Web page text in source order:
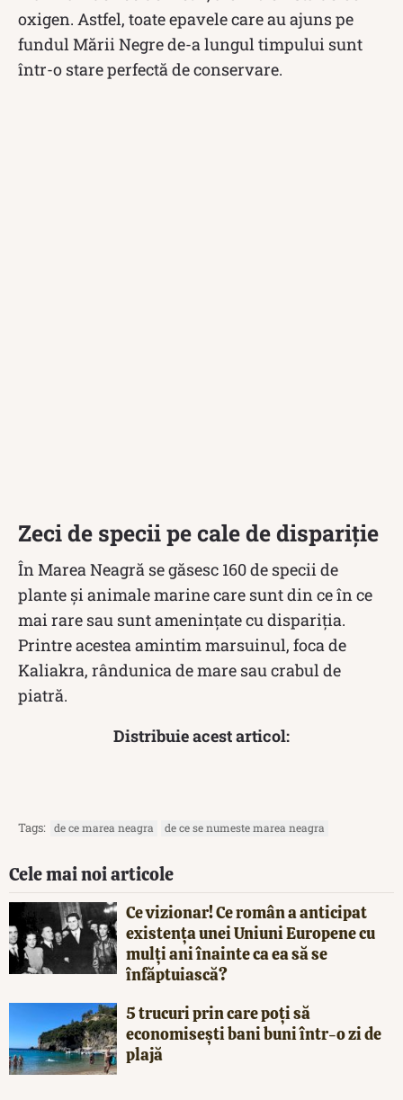
oxigen. Astfel, toate epavele care au ajuns pe
fundul Mării Negre de-a lungul timpului sunt
într-o stare perfectă de conservare.
Zeci de specii pe cale de dispariție
În Marea Neagră se găsesc 160 de specii de
plante şi animale marine care sunt din ce în ce
mai rare sau sunt ameninţate cu dispariţia.
Printre acestea amintim marsuinul, foca de
Kaliakra, rândunica de mare sau crabul de
piatră.
Distribuie acest articol:
Tags: de ce marea neagra de ce se numeste marea neagra
Cele mai noi articole
Ce vizionar! Ce român a anticipat
existența unei Uniuni Europene cu
mulți ani înainte ca ea să se
înfăptuiască?
5 trucuri prin care poți să
economisești bani buni într-o zi de
plajă